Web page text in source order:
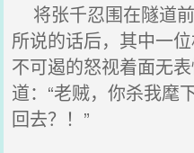
将张千忍围在隧道
所说的话后，其中一
不可遏的怒视着面无
道：“老贼，你杀我麾
回去？！”